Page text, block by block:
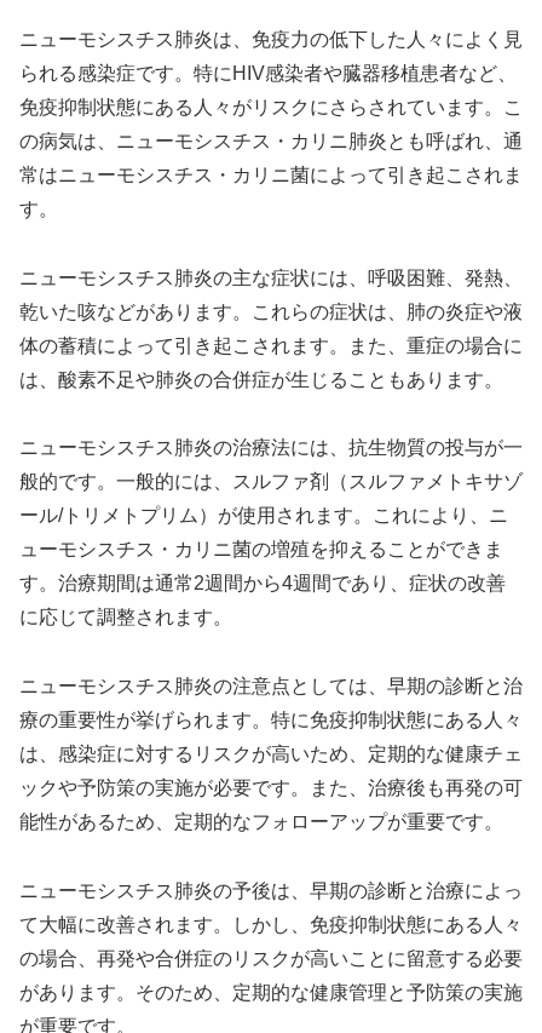
ニューモシスチス肺炎は、免疫力の低下した人々によく見
られる感染症です。特にHIV感染者や臓器移植患者など、
免疫抑制状態にある人々がリスクにさらされています。こ
の病気は、ニューモシスチス・カリニ肺炎とも呼ばれ、通
常はニューモシスチス・カリニ菌によって引き起こされま
す。
ニューモシスチス肺炎の主な症状には、呼吸困難、発熱、
乾いた咳などがあります。これらの症状は、肺の炎症や液
体の蓄積によって引き起こされます。また、重症の場合に
は、酸素不足や肺炎の合併症が生じることもあります。
ニューモシスチス肺炎の治療法には、抗生物質の投与が一
般的です。一般的には、スルファ剤（スルファメトキサゾ
ール/トリメトプリム）が使用されます。これにより、ニ
ューモシスチス・カリニ菌の増殖を抑えることができま
す。治療期間は通常2週間から4週間であり、症状の改善
に応じて調整されます。
ニューモシスチス肺炎の注意点としては、早期の診断と治
療の重要性が挙げられます。特に免疫抑制状態にある人々
は、感染症に対するリスクが高いため、定期的な健康チェ
ックや予防策の実施が必要です。また、治療後も再発の可
能性があるため、定期的なフォローアップが重要です。
ニューモシスチス肺炎の予後は、早期の診断と治療によっ
て大幅に改善されます。しかし、免疫抑制状態にある人々
の場合、再発や合併症のリスクが高いことに留意する必要
があります。そのため、定期的な健康管理と予防策の実施
が重要です。